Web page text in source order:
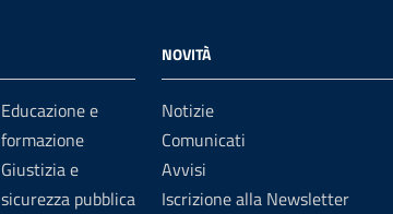
Educazione e
formazione
Giustizia e
sicurezza pubblica
NOVITÀ
Notizie
Comunicati
Avvisi
Iscrizione alla Newsletter